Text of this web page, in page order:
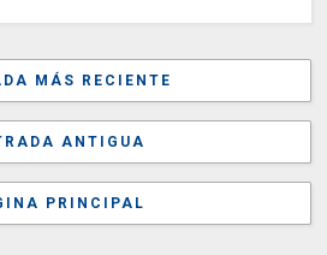
MÁS RECIENTE
ANTIGUA
PRINCIPAL